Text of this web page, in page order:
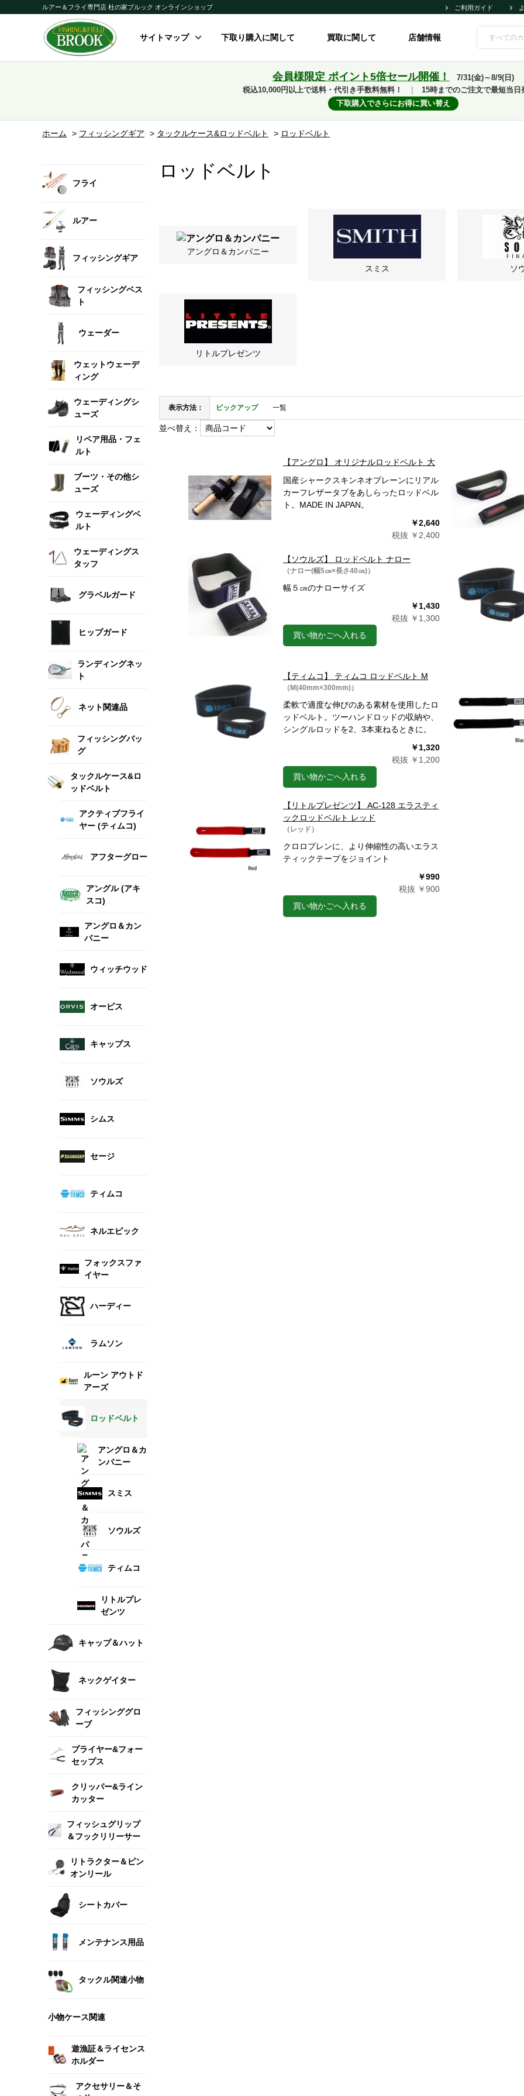
ルアー＆フライ専門店 杜の家ブルック オンラインショップ ご利用ガイド
サイトマップ 下取り購入に関して 買取に関して 店舗情報
会員様限定 ポイント5倍セール開催！
7/31(金)～8/9(日)
税込10,000円以上で送料・代引き手数料無料！
15時までのご注文で最短当日
下取購入でさらにお得に買い替え
ホーム > フィッシングギア > タックルケース&ロッドベルト > ロッドベルト
フライ
ルアー
フィッシングギア
フィッシングベス
ト
ウェーダー
ウェットウェーデ
ィング
ウェーディングシ
ューズ
リペア用品・フェ
ルト
ブーツ・その他シ
ューズ
ウェーディングベ
ルト
ウェーディングス
タッフ
グラベルガード
ヒップガード
ランディングネッ
ト
ネット関連品
フィッシングバッ
グ
タックルケース&ロ
ッドベルト
アクティブフライ
ヤー (ティムコ)
アフターグロー
アングル (アキ
スコ)
アングロ＆カン
パニー
ウィッチウッド
オービス
キャップス
ソウルズ
シムス
セージ
ティムコ
ネルエピック
フォックスファ
イヤー
ハーディー
ラムソン
ルーン アウトド
アーズ
ロッドベルト
アングロ＆カ
ンパニー
スミス
ソウルズ
ティムコ
リトルプレ
ゼンツ
キャップ＆ハット
ネックゲイター
フィッシンググロ
ーブ
プライヤー&フォー
セップス
クリッパー&ライン
カッター
フィッシュグリップ
＆フックリリーサー
リトラクター＆ピン
オンリール
シートカバー
メンテナンス用品
タックル関連小物
小物ケース関連
遊漁証＆ライセンス
ホルダー
アクセサリー＆そ
ロッドベルト
アングロ＆カンパニー
スミス
ソ
リトルプレゼンツ
表示方法： ピックアップ 一覧
並べ替え：
【アングロ】 オリジナルロッドベルト 大
国産シャークスキンネオプレーンにリアル
カーフレザータブをあしらったロッドベル
ト。MADE IN JAPAN。
￥2,640
税抜 ￥2,400
【ソウルズ】 ロッドベルト ナロー
（ナロー(幅5㎝×長さ40㎝)）
幅５㎝のナローサイズ
￥1,430
税抜 ￥1,300
買い物かごへ入れる
【ティムコ】 ティムコ ロッドベルト M
（M(40mm×300mm)）
柔軟で適度な伸びのある素材を使用したロ
ッドベルト。ツーハンドロッドの収納や、
シングルロッドを2、3本束ねるときに。
￥1,320
税抜 ￥1,200
買い物かごへ入れる
【リトルプレゼンツ】 AC-128 エラスティ
ックロッドベルト レッド
（レッド）
クロロプレンに、より伸縮性の高いエラス
ティックテープをジョイント
￥990
税抜 ￥900
買い物かごへ入れる